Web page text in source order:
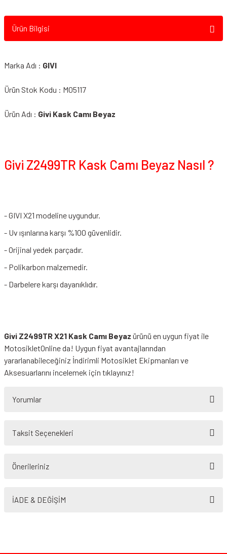
Ürün Bilgisi
Marka Adı : GIVI
Ürün Stok Kodu : M05117
Ürün Adı : Givi Kask Camı Beyaz
Givi Z2499TR Kask Camı Beyaz Nasıl ?
- GIVI X21 modeline uygundur.
- Uv ışınlarına karşı %100 güvenlidir.
- Orijinal yedek parçadır.
- Polikarbon malzemedir.
- Darbelere karşı dayanıklıdır.
Givi Z2499TR X21 Kask Camı Beyaz ürünü en uygun fiyat ile
MotosikletOnline da! Uygun fiyat avantajlarından
yararlanabileceğiniz İndirimli Motosiklet Ekipmanları ve
Aksesuarlarını incelemek için tıklayınız!
Yorumlar
Taksit Seçenekleri
Önerileriniz
yetersiz gördüğünüz noktaları öneri formunu kullanarak tarafımıza
İADE & DEĞİŞİM